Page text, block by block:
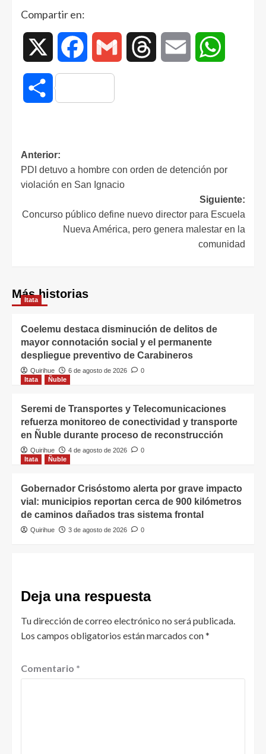
Compartir en:
Facebook Gmail Threads Email
Compartir
Anterior:
PDI detuvo a hombre con orden de detención por
violación en San Ignacio
Siguiente:
Concurso público define nuevo director para Escuela
Nueva América, pero genera malestar en la
comunidad
Más historias
Itata
Coelemu destaca disminución de delitos de
mayor connotación social y el permanente
despliegue preventivo de Carabineros
Quirihue 6 de agosto de 2026
0
Itata
Ñuble
Seremi de Transportes y Telecomunicaciones
refuerza monitoreo de conectividad y transporte
en Ñuble durante proceso de reconstrucción
Quirihue 4 de agosto de 2026
0
Itata
Ñuble
Gobernador Crisóstomo alerta por grave impacto
vial: municipios reportan cerca de 900 kilómetros
de caminos dañados tras sistema frontal
Quirihue 3 de agosto de 2026 0
Deja una respuesta
Tu dirección de correo electrónico no será publicada.
Los campos obligatorios están marcados con*
Comentario *